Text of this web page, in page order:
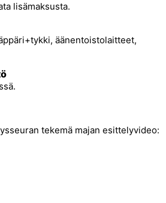
lisämaksusta.
äänentoistolaitteet,
tekemä majan esittelyvideo: